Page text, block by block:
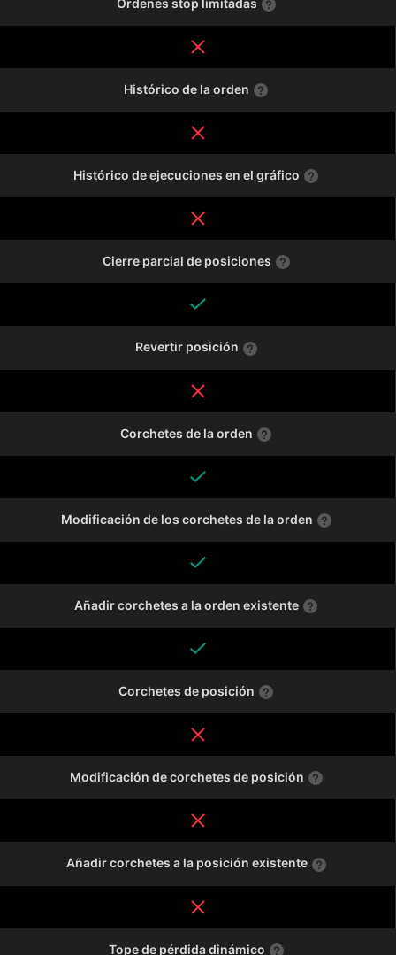
Histórico de la orden
Histórico de ejecuciones en el gráfico
Cierre parcial de posiciones
Revertir posición
Corchetes de la orden
Modificación de los corchetes de la orden
Añadir corchetes a la orden existente
Corchetes de posición
Modificación de corchetes de posición
Añadir corchetes a la posición existente
Tope de pérdida dinámico